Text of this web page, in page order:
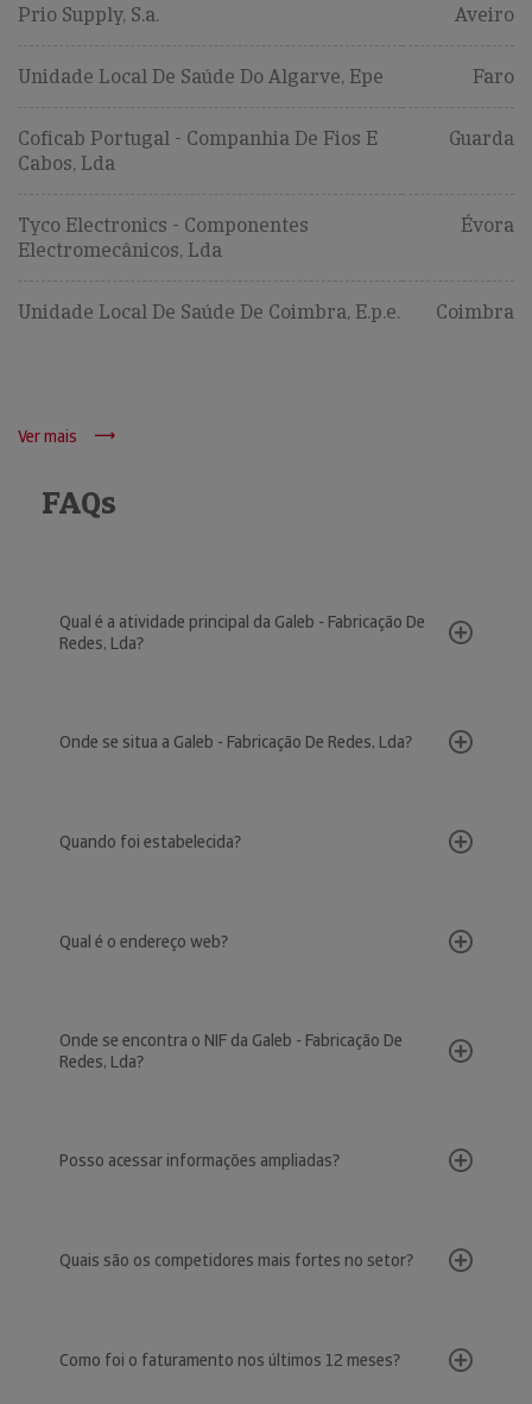
Prio Supply, S.a. Aveiro
Unidade Local De Saúde Do Algarve, Epe Faro
Coficab Portugal - Companhia De Fios E
Cabos, Lda
Guarda
Tyco Electronics - Componentes
Electromecânicos, Lda
Évora
Unidade Local De Saúde De Coimbra, E.p.e. Coimbra
Ver mais
FAQs
Qual é a atividade principal da Galeb - Fabricação De
Redes, Lda?
Onde se situa a Galeb - Fabricação De Redes, Lda?
Quando foi estabelecida?
Qual é o endereço web?
Onde se encontra o NIF da Galeb - Fabricação De
Redes, Lda?
Posso acessar informações ampliadas?
Quais são os competidores mais fortes no setor?
Como foi o faturamento nos últimos 12 meses?